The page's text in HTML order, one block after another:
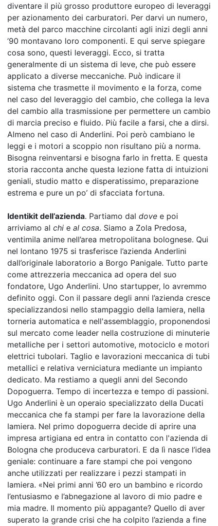
diventare il più grosso produttore europeo di leveraggi
per azionamento dei carburatori. Per darvi un numero,
metà del parco macchine circolanti agli inizi degli anni
’90 montavano loro componenti. E qui serve spiegare
cosa sono, questi leveraggi. Ecco, si tratta
generalmente di un sistema di leve, che può essere
applicato a diverse meccaniche. Può indicare il
sistema che trasmette il movimento e la forza, come
nel caso del leveraggio del cambio, che collega la leva
del cambio alla trasmissione per permettere un cambio
di marcia preciso e fluido. Più facile a farsi, che a dirsi.
Almeno nel caso di Anderlini. Poi però cambiano le
leggi e i motori a scoppio non risultano più a norma.
Bisogna reinventarsi e bisogna farlo in fretta. E questa
storia racconta anche questa lezione fatta di intuizioni
geniali, studio matto e disperatissimo, preparazione
estrema e pure un po’ di sfacciata fortuna.
Identikit dell’azienda. Partiamo dal dove e poi
arriviamo al chi e al cosa. Siamo a Zola Predosa,
ventimila anime nell’area metropolitana bolognese. Qui
nel lontano 1975 si trasferisce l’azienda Anderlini
dall’originale laboratorio a Borgo Panigale. Tutto parte
come attrezzeria meccanica ad opera del suo
fondatore, Ugo Anderlini. Uno startupper, lo avremmo
definito oggi. Con il passare degli anni l’azienda cresce
specializzandosi nello stampaggio della lamiera, nella
torneria automatica e nell'assemblaggio, proponendosi
sul mercato come leader nella costruzione di minuterie
metalliche per i settori automotive, motociclo e motori
elettrici tubolari. Taglio e lavorazioni meccanica di tubi
metallici e relativa verniciatura mediante un impianto
dedicato. Ma restiamo a quegli anni del Secondo
Dopoguerra. Tempo di incertezza e tempo di passioni.
Ugo Anderlini è un operaio specializzato della Ducati
meccanica che fa stampi per fare la lavorazione della
lamiera. Nel primo dopoguerra decide di aprire una
impresa artigiana ed entra in contatto con l'azienda di
Bologna che produceva carburatori. E da lì nasce l’idea
geniale: continuare a fare stampi che poi vengono
anche utilizzati per realizzare i pezzi stampati in
lamiera. «Nei primi anni ’60 ero un bambino e ricordo
l’entusiasmo e l’abnegazione al lavoro di mio padre e
mia madre. Il momento più appagante? Quello di aver
superato la grande crisi che ha colpito l’azienda a fine